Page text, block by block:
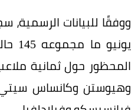
المحظور حول ثمانية
وهيوستن وكانساس